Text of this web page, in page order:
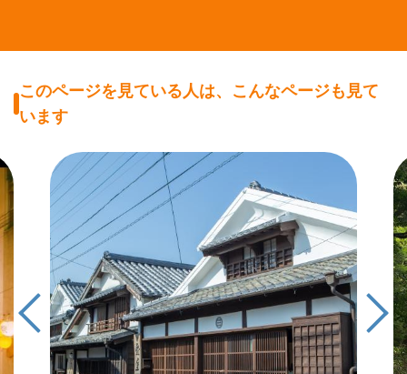
このページを見ている人は、こんなページも見て
います